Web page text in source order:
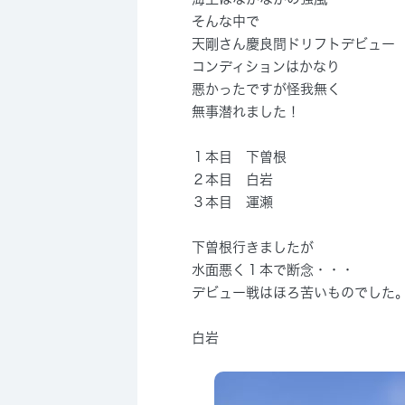
そんな中で
天剛さん慶良間ドリフトデビュー
コンディションはかなり
悪かったですが怪我無く
無事潜れました！
１本目 下曽根
２本目 白岩
３本目 運瀬
下曽根行きましたが
水面悪く１本で断念・・・
デビュー戦はほろ苦いものでした
白岩